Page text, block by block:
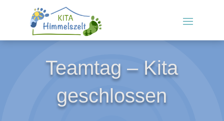
Teamtag – Kita
geschlossen